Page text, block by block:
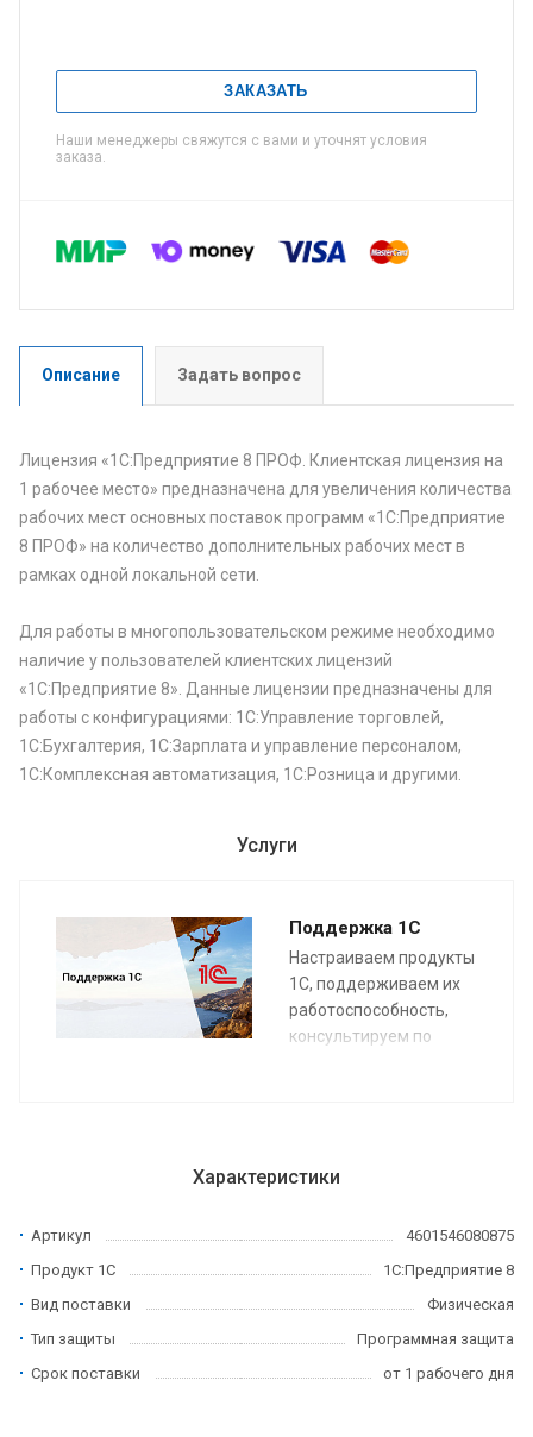
ЗАКАЗАТЬ
Наши менеджеры свяжутся с вами и уточнят условия
заказа.
Описание Задать вопрос
Лицензия «1С:Предприятие 8 ПРОФ. Клиентская лицензия на
1 рабочее место» предназначена для увеличения количества
рабочих мест основных поставок программ «1С:Предприятие
8 ПРОФ» на количество дополнительных рабочих мест в
рамках одной локальной сети.
Для работы в многопользовательском режиме необходимо
наличие у пользователей клиентских лицензий
«1С:Предприятие 8». Данные лицензии предназначены для
работы с конфигурациями: 1С:Управление торговлей,
1С:Бухгалтерия, 1С:Зарплата и управление персоналом,
1С:Комплексная автоматизация, 1С:Розница и другими.
Услуги
Поддержка 1С
Настраиваем продукты
1С, поддерживаем их
работоспособность,
консультируем по
Характеристики
Артикул
4601546080875
Продукт 1С
1С:Предприятие 8
Вид поставки
Физическая
Тип защиты
Программная защита
Срок поставки
от 1 рабочего дня